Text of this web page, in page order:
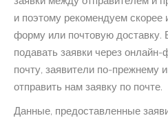
и поэтому рекомендуем скорее
форму или почтовую доставку.
подавать заявки через
почту, заявители по-прежнему
отправить нам заявку по почте.
Данные, предоставленные